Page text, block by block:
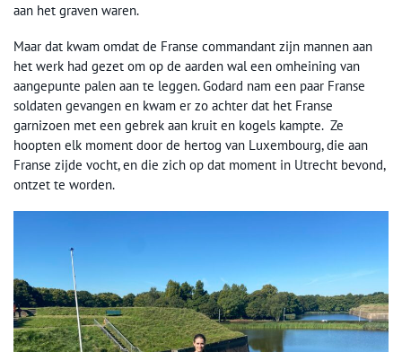
aan het graven waren.
Maar dat kwam omdat de Franse commandant zijn mannen aan
het werk had gezet om op de aarden wal een omheining van
aangepunte palen aan te leggen. Godard nam een paar Franse
soldaten gevangen en kwam er zo achter dat het Franse
garnizoen met een gebrek aan kruit en kogels kampte. Ze
hoopten elk moment door de hertog van Luxembourg, die aan
Franse zijde vocht, en die zich op dat moment in Utrecht bevond,
ontzet te worden.